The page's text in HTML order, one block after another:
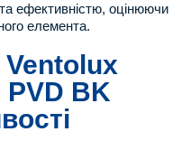
ефективністю, оцінюючи
елемента.
PVD BK